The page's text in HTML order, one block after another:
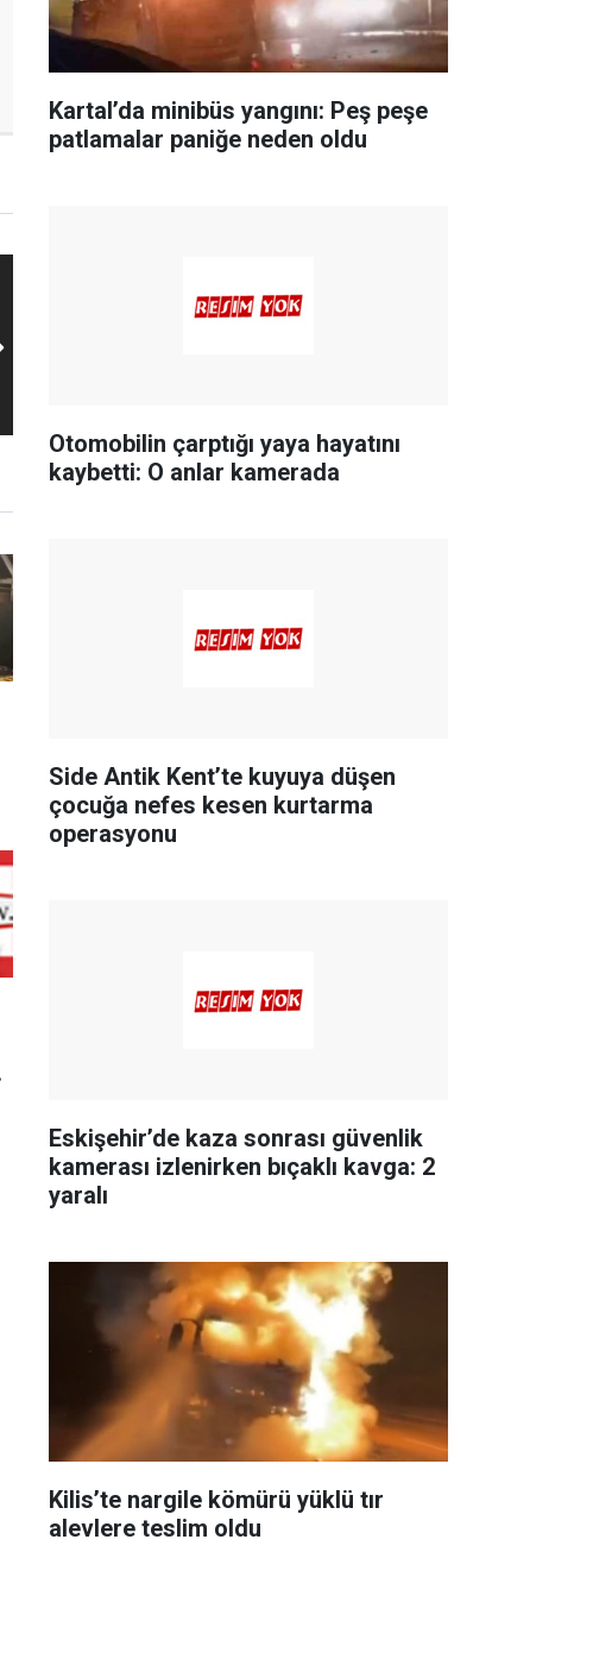
Kartal’da minibüs yangını: Peş peşe
patlamalar paniğe neden oldu
Otomobilin çarptığı yaya hayatını
kaybetti: O anlar kamerada
Side Antik Kent’te kuyuya düşen
çocuğa nefes kesen kurtarma
operasyonu
Eskişehir’de kaza sonrası güvenlik
kamerası izlenirken bıçaklı kavga: 2
yaralı
Kilis’te nargile kömürü yüklü tır
alevlere teslim oldu